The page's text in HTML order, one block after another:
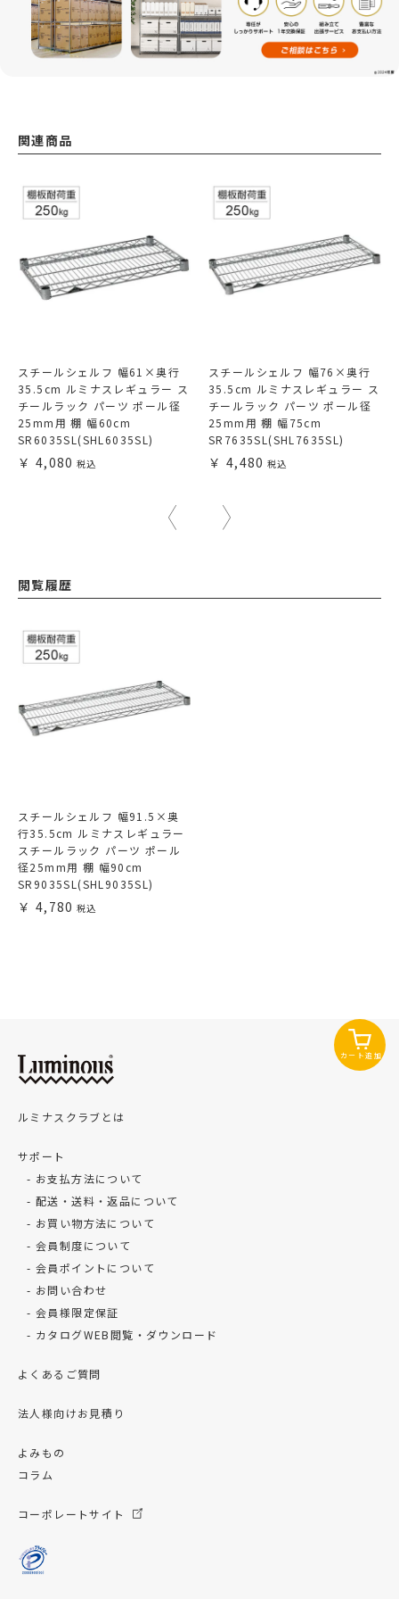
関連商品
スチールシェルフ 幅61×奥行
35.5cm ルミナスレギュラー ス
チールラック パーツ ポール径
25mm用 棚 幅60cm
SR6035SL(SHL6035SL)
4,080
スチールシェルフ 幅76×奥行
35.5cm ルミナスレギュラー ス
チールラック パーツ ポール径
25mm用 棚 幅75cm
SR7635SL(SHL7635SL)
4,480
閲覧履歴
スチールシェルフ 幅91.5×奥
行35.5cm ルミナスレギュラー
スチールラック パーツ ポール
径25mm用 棚 幅90cm
SR9035SL(SHL9035SL)
4,780
カート追加
ルミナスクラブとは
サポート
お支払方法について
配送・送料・返品について
お買い物方法について
会員制度について
会員ポイントについて
お問い合わせ
会員様限定保証
カタログWEB閲覧・ダウンロード
よくあるご質問
法人様向けお見積り
よみもの
コラム
コーポレートサイト